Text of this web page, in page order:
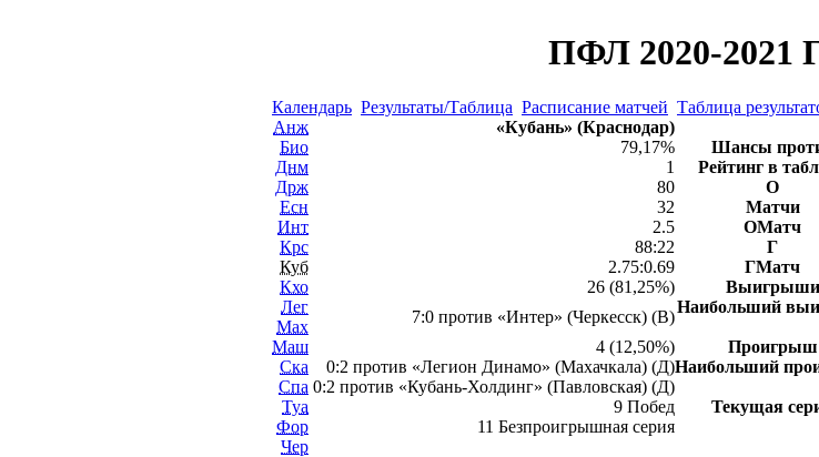
ПФЛ 2020-2021
Календарь Результаты/Таблица Расписание матчей Таблица
Анж
Био
Днм
Држ
Есн
Инт
Крс
Куб
Кхо
Лег
Мах
Маш
Ска
Спа
Туа
Фор
Чер
«Кубань» (Краснодар)
79,17%
Шансы
1
Рейтинг в
80
О
32
Матчи
2.5
ОМатч
88:22
Г
2.75:0.69
ГМатч
26 (81,25%)
Выигрыши
7:0 против «Интер» (Черкесск) (В)
Наибольший
4 (12,50%)
Проигрыш
0:2 против «Легион Динамо» (Махачкала) (Д)
0:2 против «Кубань-Холдинг» (Павловская) (Д)
Наибольший
9 Побед
11 Безпроигрышная серия
Текущая